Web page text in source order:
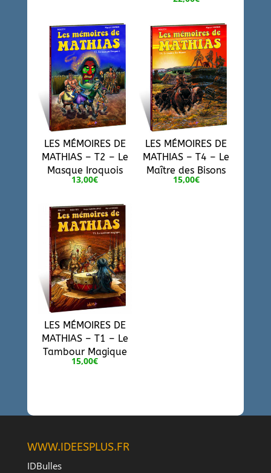
LES MÉMOIRES DE
MATHIAS – T2 – Le
Masque Iroquois
13,00€
LES MÉMOIRES DE
MATHIAS – T4 – Le
Maître des Bisons
15,00€
LES MÉMOIRES DE
MATHIAS – T1 – Le
Tambour Magique
15,00€
WWW.IDEESPLUS.FR
IDBulles